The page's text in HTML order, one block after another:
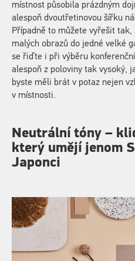
místnost působila prázdným
alespoň dvoutřetinovou šířku
Případně to můžete vyřešit
malých obrazů do jedné velké
se řiďte i při výběru
alespoň z poloviny tak vysoký,
byste měli brát v potaz nejen
v místnosti.
Neutrální tóny –
který umějí jenom
Japonci